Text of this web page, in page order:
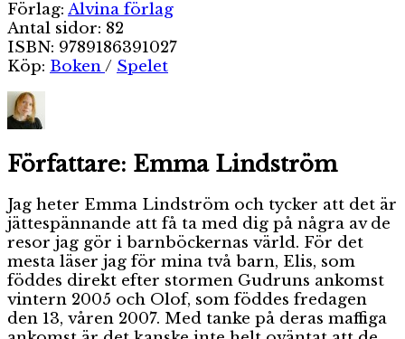
Förlag: Alvina förlag
Antal sidor: 82
ISBN: 9789186391027
Köp: Boken/ Spelet
Författare: Emma Lindström
Jag heter Emma Lindström och tycker att det är
jättespännande att få ta med dig på några av de
resor jag gör i barnböckernas värld. För det
mesta läser jag för mina två barn, Elis, som
föddes direkt efter stormen Gudruns ankomst
vintern 2005 och Olof, som föddes fredagen
den 13, våren 2007. Med tanke på deras maffiga